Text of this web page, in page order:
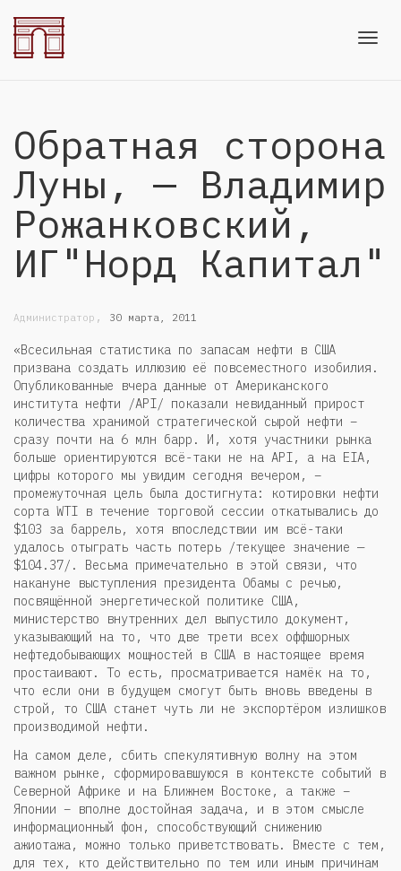
Обратная сторона
Луны, — Владимир
Рожанковский,
ИГ"Норд Капитал"
Администратор , 30 марта, 2011
«Всесильная статистика по запасам нефти в США
призвана создать иллюзию её повсеместного изобилия.
Опубликованные вчера данные от Американского
института нефти /API/ показали невиданный прирост
количества хранимой стратегической сырой нефти –
сразу почти на 6 млн барр. И, хотя участники рынка
больше ориентируются всё-таки не на API, а на EIA,
цифры которого мы увидим сегодня вечером, –
промежуточная цель была достигнута: котировки нефти
сорта WTI в течение торговой сессии откатывались до
$103 за баррель, хотя впоследствии им всё-таки
удалось отыграть часть потерь /текущее значение —
$104.37/. Весьма примечательно в этой связи, что
накануне выступления президента Обамы с речью,
посвящённой энергетической политике США,
министерство внутренних дел выпустило документ,
указывающий на то, что две трети всех оффшорных
нефтедобывающих мощностей в США в настоящее время
простаивают. То есть, просматривается намёк на то,
что если они в будущем смогут быть вновь введены в
строй, то США станет чуть ли не экспортёром излишков
производимой нефти.
На самом деле, сбить спекулятивную волну на этом
важном рынке, сформировавшуюся в контексте событий в
Северной Африке и на Ближнем Востоке, а также –
Японии – вполне достойная задача, и в этом смысле
информационный фон, способствующий снижению
ажиотажа, можно только приветствовать. Вместе с тем,
для тех, кто действительно по тем или иным причинам